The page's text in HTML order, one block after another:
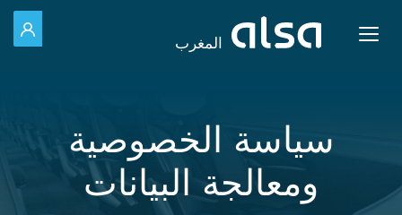
Toggle navigation المغرب
سياسة الخصوصية
ومعالجة البيانات